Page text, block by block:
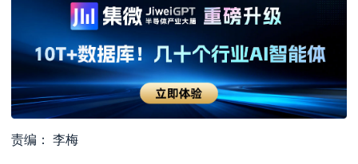
责编： 李梅